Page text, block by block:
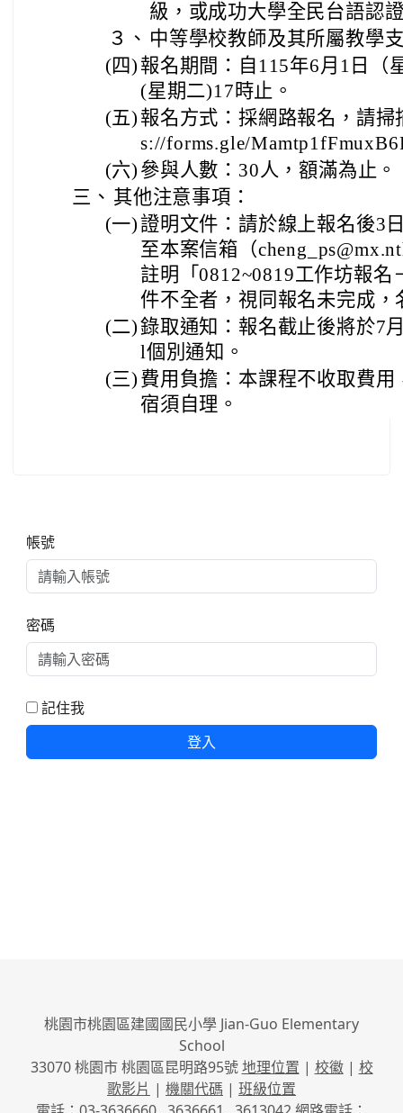
級，或成功大學全民台語認
３、 中等學校教師及其所屬教學
(四) 報名期間：自115年6月1日（
(星期二)17時止。
(五) 報名方式：採網路報名，請掃
s://forms.gle/
(六) 參與人數：30人，額滿為止。
三、 其他注意事項：
(一)證明文件：請於線上報名後3
至本案信箱（
註明「0812~0819工作坊報
件不全者，視同報名未完成，
(二)錄取通知：報名截止後將於7
l個別通知。
(三) 費用負擔：本課程不收取費
宿須自理。
帳號
密碼
記住我
登入
桃園市桃園區建國國民小學 Jian-Guo Elementary
School
33070 桃園市 桃園區昆明路95號地理位置 | 校徽| 校
歌影片 | 機關代碼 | 班級位置